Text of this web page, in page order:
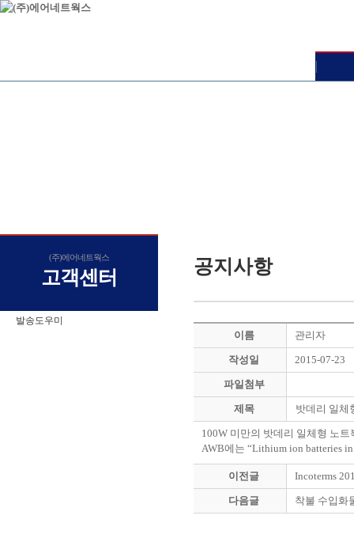
(주)에어네트웍스
고객센터
발송도우미
공지사항
이름 관리자
작성일 2015-07-23
파일첨부
제목 밧데리 일체
100W 미만의 밧데리 일체형 노
AWB에는 “Lithium ion batteries
이전글 Incoterms
다음글 착불 수입화